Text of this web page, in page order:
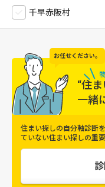
千早赤阪村
お任せください。
“住
一緒
住まい探しの自分軸診断
ていない住まい探しの重